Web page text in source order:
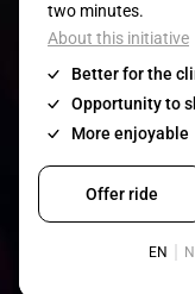
© 2008-2026- Apache
POLICY|CONDITIONS
Contact:GENERAL|
NEIGHBOURS
Photos: Ann Kermans -
Lancker - Tim Tronckoe -
Claus Christa - Devid